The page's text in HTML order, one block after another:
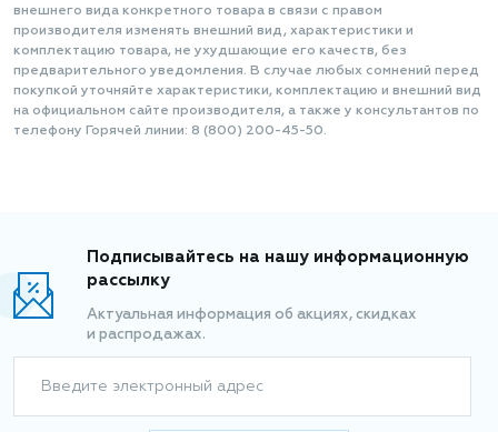
внешнего вида конкретного товара в связи с правом
производителя изменять внешний вид, характеристики и
комплектацию товара, не ухудшающие его качеств, без
предварительного уведомления. В случае любых сомнений перед
покупкой уточняйте характеристики, комплектацию и внешний вид
на официальном сайте производителя, а также у консультантов по
телефону Горячей линии: 8 (800) 200-45-50.
Подписывайтесь на нашу информационную
рассылку
Актуальная информация об акциях, скидках
и распродажах.
Введите электронный адрес